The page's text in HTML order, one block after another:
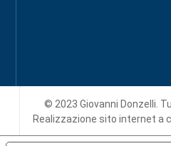
© 2023 Giovanni Donzelli.
Realizzazione sito interneta